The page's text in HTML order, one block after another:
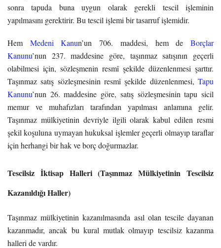
sonra tapuda buna uygun olarak gerekli tescil işleminin
yapılmasını gerektirir. Bu tescil işlemi bir tasarruf işlemidir.
Hem Medeni Kanun’un 706. maddesi, hem deBorçlar
Kanunu’nun 237. maddesine göre, taşınmaz satışının geçerli
olabilmesi için, sözleşmenin resmî şekilde düzenlenmesi şarttır.
Taşınmaz satış sözleşmesinin resmî şekilde düzenlenmesi, Tapu
Kanunu’nun 26. maddesine göre, satış sözleşmesinin tapu sicil
memur ve muhafızları tarafından yapılması anlamına gelir.
Taşınmaz mülkiyetinin devriyle ilgili olarak kabul edilen resmi
şekil koşuluna uymayan hukuksal işlemler geçerli olmayıp taraflar
için herhangi bir hak ve borç doğurmazlar.
Tescilsiz İktisap Halleri (Taşınmaz Mülkiyetinin Tescilsiz
Kazanıldığı Haller)
Taşınmaz mülkiyetinin kazanılmasında asıl olan tescile dayanan
kazanmadır, ancak bu kural mutlak olmayıp tescilsiz kazanma
halleri de vardır.